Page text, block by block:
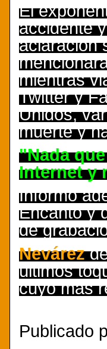
El
accidente
aclaración
mientras
Twitter y
Unidos,
muerte y
"Nada
Internet y
Informó
Encanto y
de
Nevárez
últimos
cuyo más
Publicado